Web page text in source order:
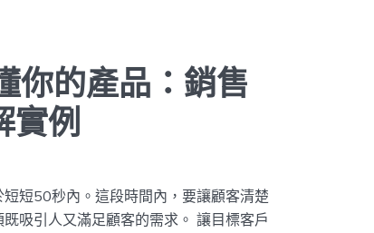
你的產品：銷售
實例
短50秒內。這段時間內，要讓顧客清楚
吸引人又滿足顧客的需求。 讓目標客戶